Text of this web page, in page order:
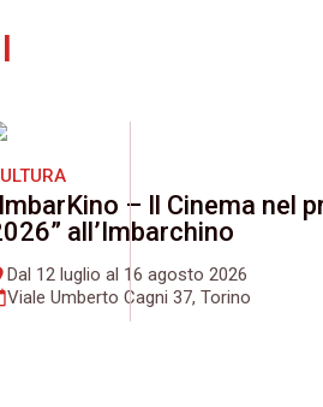
– Il Cinema nel
all’Imbarchino
Dal 12 luglio al 16 agosto 2026
Viale Umberto Cagni 37, Torino